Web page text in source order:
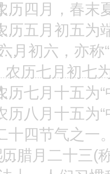
...月，春末夏
...月初五为端
...
月初六，亦称
历七月初七为
...月十五为“
月十五为“
节气之一。
...
月二十三(称“